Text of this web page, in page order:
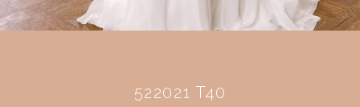
522021 T40